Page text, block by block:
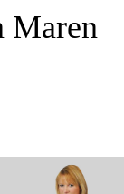
Maren